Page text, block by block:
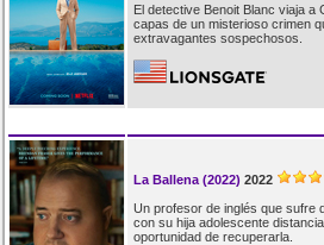
El detective Benoit Blanc viaja a
capas de un misterioso crimen
extravagantes sospechosos.
La Ballena (2022) 2022
Un profesor de inglés que sufre
con su hija adolescente
oportunidad de recuperarla.